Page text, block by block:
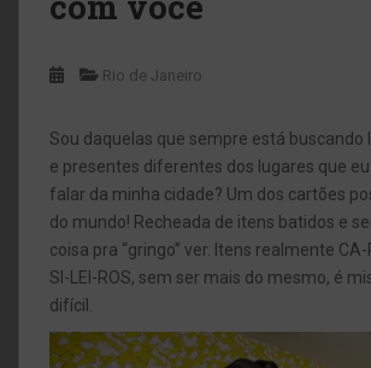
Rio de Janeiro
Sou daquelas que sempre está buscando
e presentes diferentes dos lugares que eu
falar da minha cidade? Um dos cartões
do mundo! Recheada de itens batidos e
coisa pra “gringo” ver. Itens realmente CA-
SI-LEI-ROS, sem ser mais do mesmo, é
difícil.